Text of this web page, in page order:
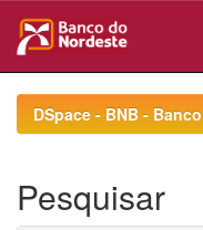
navigationDSpace - BNB -
Pesquisar